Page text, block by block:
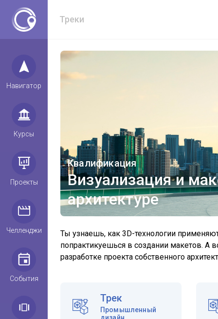
Навигатор
Курсы
Проекты
Челленджи
События
Треки
Квалификация
Визуализация и
архитектуре
Ты узнаешь, как 3D-технологии
попрактикуешься в создании макетов.
разработке проекта собственного
Трек
Промышленный